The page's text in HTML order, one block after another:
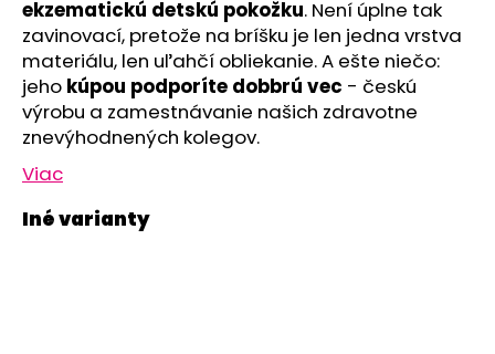
ekzematickú detskú pokožku. Není úplne tak
zavinovací, pretože na bríšku je len jedna vrstva
materiálu, len uľahčí obliekanie. A ešte niečo:
jeho kúpou podporíte dobbrú vec - českú
výrobu a zamestnávanie našich zdravotne
znevýhodnených kolegov.
Viac
SET
PROSTERADLO
DO
KOČIARA
NEPRIEPUSTNÉ
PRIEDUŠNÉ
-
BIELA
€13,41